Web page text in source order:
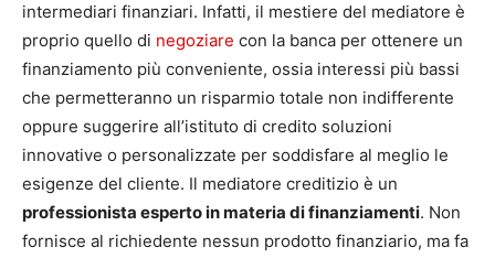
intermediari finanziari. Infatti, il mestiere del mediatore è
proprio quello di negoziare con la banca per ottenere un
finanziamento più conveniente, ossia interessi più bassi
che permetteranno un risparmio totale non indifferente
oppure suggerire all’istituto di credito soluzioni
innovative o personalizzate per soddisfare al meglio le
esigenze del cliente. Il mediatore creditizio è un
professionista esperto in materia di finanziamenti. Non
fornisce al richiedente nessun prodotto finanziario, ma fa